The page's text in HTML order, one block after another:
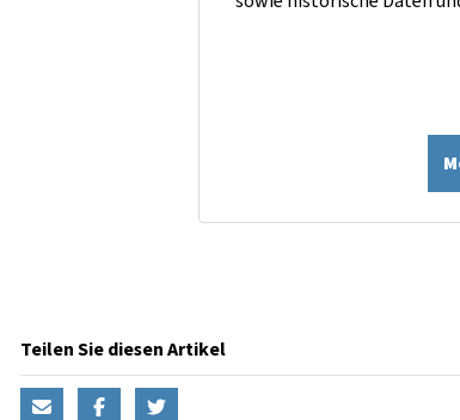
Teilen Sie diesen Artikel